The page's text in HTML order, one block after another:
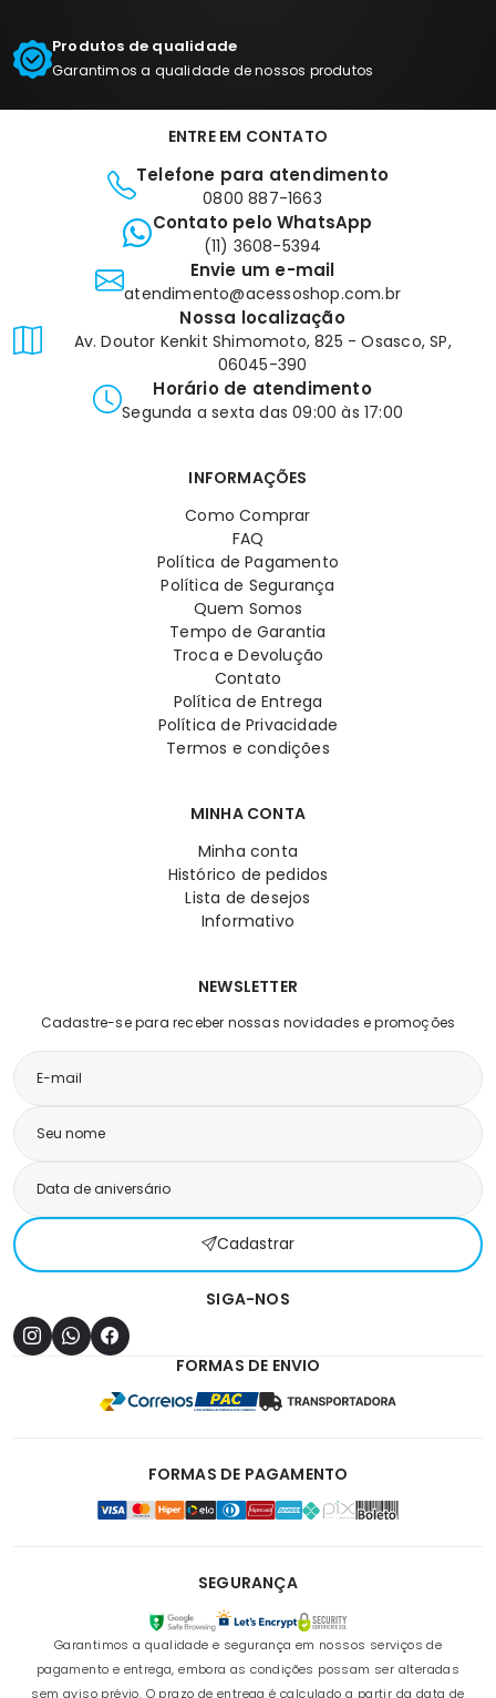
Produtos de qualidade
Garantimos a qualidade de nossos produtos
ENTRE EM CONTATO
Telefone para atendimento
0800 887-1663
Contato pelo WhatsApp
(11) 3608-5394
Envie um e-mail
atendimento@acessoshop.com.br
Nossa localização
Av. Doutor Kenkit Shimomoto, 825 - Osasco, SP,
06045-390
Horário de atendimento
Segunda a sexta das 09:00 às 17:00
INFORMAÇÕES
Como Comprar
FAQ
Política de Pagamento
Política de Segurança
Quem Somos
Tempo de Garantia
Troca e Devolução
Contato
Política de Entrega
Política de Privacidade
Termos e condições
MINHA CONTA
Minha conta
Histórico de pedidos
Lista de desejos
Informativo
NEWSLETTER
Cadastre-se para receber nossas novidades e promoções
Cadastrar
SIGA-NOS
FORMAS DE ENVIO
FORMAS DE PAGAMENTO
SEGURANÇA
Garantimos a qualidade e segurança em nossos serviços de
pagamento e entrega, embora as condições possam ser alteradas
sem aviso prévio. O prazo de entrega é calculado a partir da data de